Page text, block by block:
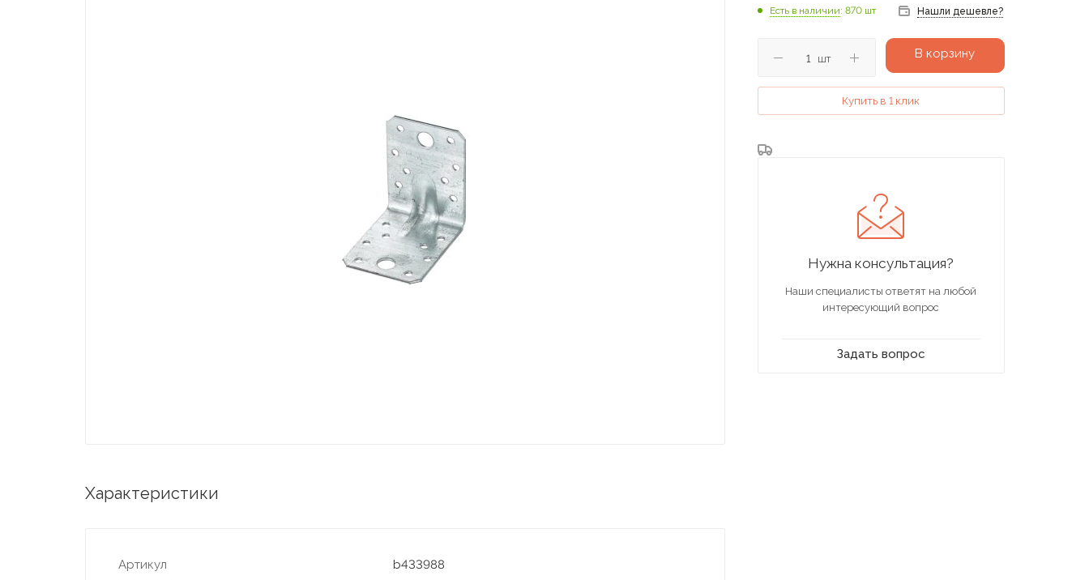
Характеристики
Артикул
b433988
Есть в наличии: 870 шт Нашли дешевле?
шт В корзину
Купить в 1 клик
Нужна консультация?
Наши специалисты ответят на любой
интересующий вопрос
Задать вопрос